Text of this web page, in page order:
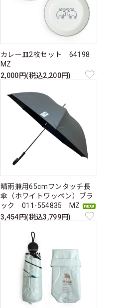
カレー皿2枚セット 64198
MZ
2,000円(税込2,200円)
晴雨兼用65cmワンタッチ長
傘（ホワイトワッペン）ブラ
ック 011-554835 MZ
3,454円(税込3,799円)